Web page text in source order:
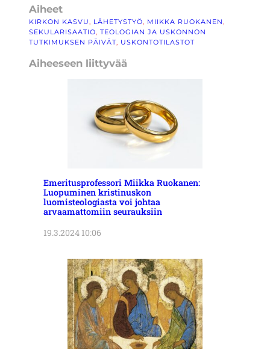
Aiheet
KIRKON KASVU, LÄHETYSTYÖ, MIIKKA RUOKANEN
SEKULARISAATIO, TEOLOGIAN JA USKONNON
TUTKIMUKSEN PÄIVÄT, USKONTOTILASTOT
Aiheeseen liittyvää
Emeritusprofessori Miikka Ruokanen:
Luopuminen kristinuskon
luomisteologiasta voi johtaa
arvaamattomiin seurauksiin
19.3.2024 10:06